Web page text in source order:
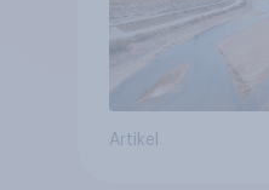
Artikel